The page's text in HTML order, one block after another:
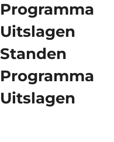
Programma
Uitslagen
Standen
Programma
Uitslagen